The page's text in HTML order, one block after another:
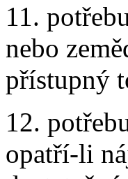
11.
nebo
přístupný
12.
opatří-li